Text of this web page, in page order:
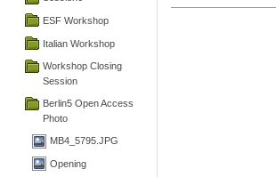
ESF Workshop
Italian Workshop
Workshop Closing
Session
Berlin5 Open Access
Photo
MB4_5795.JPG
Opening